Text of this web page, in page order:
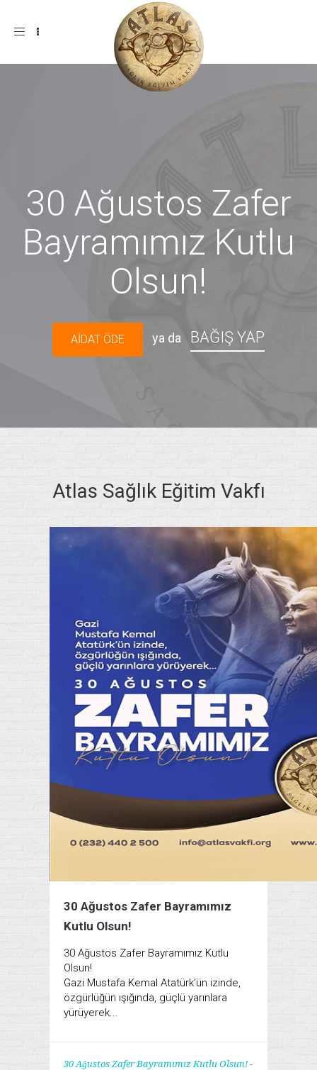
Menü
30 Ağustos Zafer
Bayramımız Kutlu
Olsun!
AİDAT ÖDE ya da BAĞIŞ YAP
Atlas Sağlık Eğitim Vakfı
30 Ağustos Zafer Bayramımız
Kutlu Olsun!
30 Ağustos Zafer Bayramımız Kutlu
Olsun!
Gazi Mustafa Kemal Atatürk’ün izinde,
özgürlüğün ışığında, güçlü yarınlara
yürüyerek...
30 Ağustos Zafer Bayramımız Kutlu Olsun! -